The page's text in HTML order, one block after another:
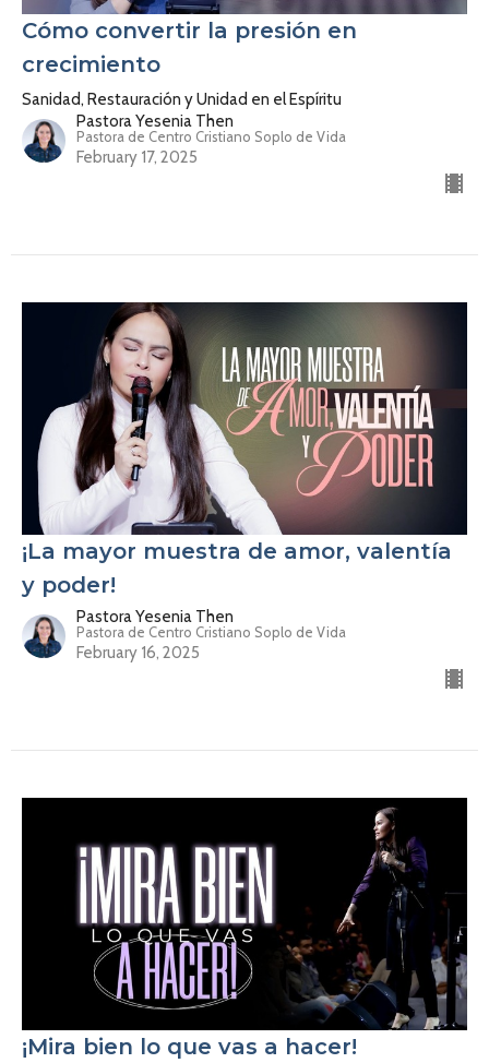
Cómo convertir la presión en
crecimiento
Sanidad, Restauración y Unidad en el Espíritu
Pastora Yesenia Then
Pastora de Centro Cristiano Soplo de Vida
February 17, 2025
¡La mayor muestra de amor, valentía
y poder!
Pastora Yesenia Then
Pastora de Centro Cristiano Soplo de Vida
February 16, 2025
¡Mira bien lo que vas a hacer!